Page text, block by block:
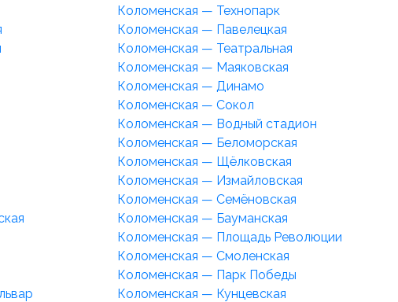
Коломенская — Технопарк
Коломенская — Павелецкая
Коломенская — Театральная
Коломенская — Маяковская
Коломенская — Динамо
Коломенская — Сокол
Коломенская — Водный стадион
Коломенская — Беломорская
Коломенская — Щёлковская
Коломенская — Измайловская
Коломенская — Семёновская
Коломенская — Бауманская
Коломенская — Площадь Революции
Коломенская — Смоленская
Коломенская — Парк Победы
Коломенская — Кунцевская